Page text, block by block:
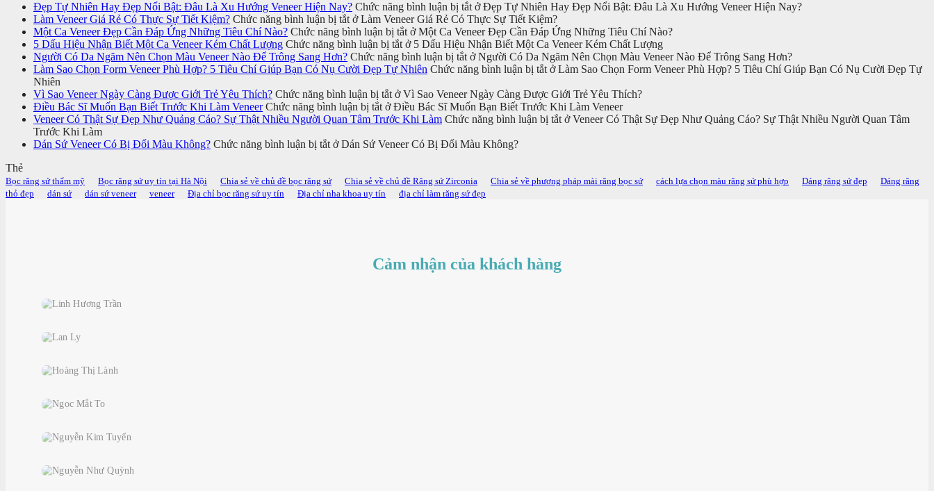
Đẹp Tự Nhiên Hay Đẹp Nổi Bật: Đâu Là Xu Hướng Veneer Hiện Nay? Chức năng bình luận bị tắtở Đẹp Tự Nhiên Hay Đẹp Nổi Bật: Đâu Là Xu Hướng Veneer Hiện Nay?
Làm Veneer Giá Rẻ Có Thực Sự Tiết Kiệm? Chức năng bình luận bị tắtở Làm Veneer Giá Rẻ Có Thực Sự Tiết Kiệm?
Một Ca Veneer Đẹp Cần Đáp Ứng Những Tiêu Chí Nào? Chức năng bình luận bị tắtở Một Ca Veneer Đẹp Cần Đáp Ứng Những Tiêu Chí Nào?
5 Dấu Hiệu Nhận Biết Một Ca Veneer Kém Chất Lượng Chức năng bình luận bị tắtở 5 Dấu Hiệu Nhận Biết Một Ca Veneer Kém Chất Lượng
Người Có Da Ngăm Nên Chọn Màu Veneer Nào Để Trông Sang Hơn? Chức năng bình luận bị tắtở Người Có Da Ngăm Nên Chọn Màu Veneer Nào Để Trông Sang Hơn?
Làm Sao Chọn Form Veneer Phù Hợp? 5 Tiêu Chí Giúp Bạn Có Nụ Cười Đẹp Tự Nhiên Chức năng bình luận bị tắtở Làm Sao Chọn Form Veneer Phù Hợp? 5 Tiêu Chí Giúp Bạn Có Nụ Cười Đẹp Tự
Nhiên
Vì Sao Veneer Ngày Càng Được Giới Trẻ Yêu Thích? Chức năng bình luận bị tắtở Vì Sao Veneer Ngày Càng Được Giới Trẻ Yêu Thích?
Điều Bác Sĩ Muốn Bạn Biết Trước Khi Làm Veneer Chức năng bình luận bị tắtở Điều Bác Sĩ Muốn Bạn Biết Trước Khi Làm Veneer
Veneer Có Thật Sự Đẹp Như Quảng Cáo? Sự Thật Nhiều Người Quan Tâm Trước Khi Làm Chức năng bình luận bị tắtở Veneer Có Thật Sự Đẹp Như Quảng Cáo? Sự Thật Nhiều Người Quan Tâm
Trước Khi Làm
Dán Sứ Veneer Có Bị Đổi Màu Không? Chức năng bình luận bị tắtở Dán Sứ Veneer Có Bị Đổi Màu Không?
Thẻ
Bọc răng sứ thẩm mỹ Bọc răng sứ uy tín tại Hà Nội Chia sẻ về chủ đề bọc răng sứ Chia sẻ về chủ đề Răng sứ Zirconia Chia sẻ về phương pháp mài răng bọc sứ cách lựa chọn màu răng sứ phù hợp Dáng răng sứ đẹp
Dáng răng
thỏ đẹp
dán sứ dán sứ veneer veneer Địa chỉ bọc răng sứ uy tín Địa chỉ nha khoa uy tín địa chỉ làm răng sứ đẹp
Cảm nhận của khách hàng